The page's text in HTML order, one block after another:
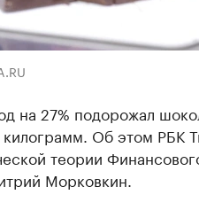
на 27% подорожал
килограмм. Об этом РБК
теории
Морковкин.